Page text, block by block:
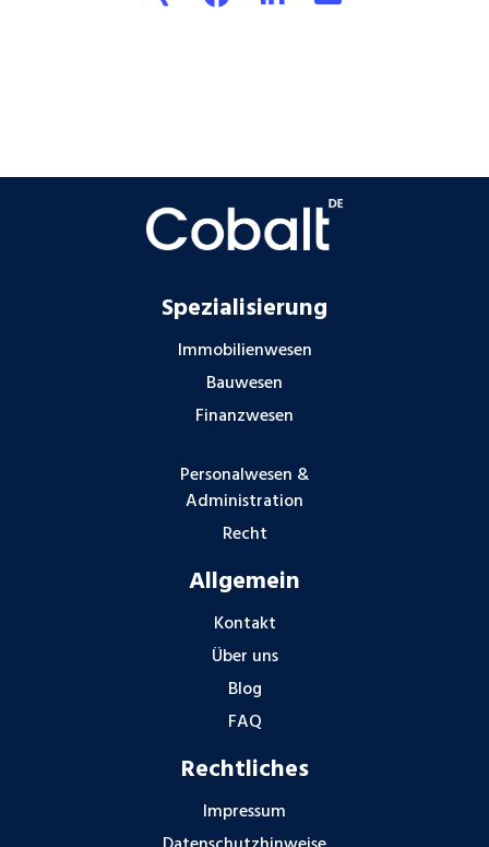
Spezialisierung
Immobilienwesen
Bauwesen
Finanzwesen
Personalwesen &
Administration
Recht
Allgemein
Kontakt
Über uns
Blog
FAQ
Rechtliches
Impressum